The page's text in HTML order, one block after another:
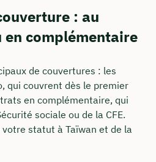
: au
complémentaire
de couvertures : les
qui couvrent dès le premier
en complémentaire, qui
sociale ou de la CFE.
statut à Taïwan et de la